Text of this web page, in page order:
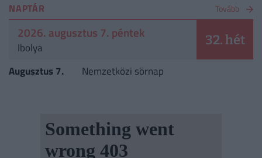
NAPTÁR Tovább
2026. augusztus 7. péntek
Ibolya 32. hét
Augusztus 7. Nemzetközi sörnap